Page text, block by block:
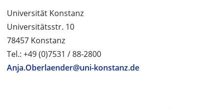
Universität Konstanz
Universitätsstr. 10
78457 Konstanz
Tel.: +49 (0)7531 / 88-2800
Anja.Oberlaender@uni-konstanz.de